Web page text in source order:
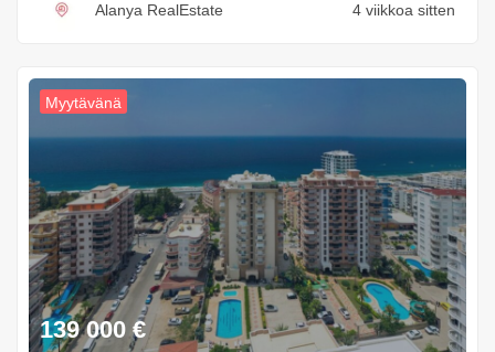
Alanya RealEstate 4 viikkoa sitten
Myytävänä
139 000 €